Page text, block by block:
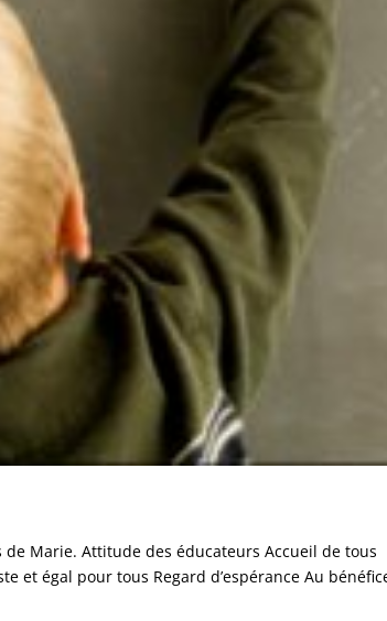
Marie. Attitude des éducateurs Accueil de tous
et égal pour tous Regard d’espérance Au